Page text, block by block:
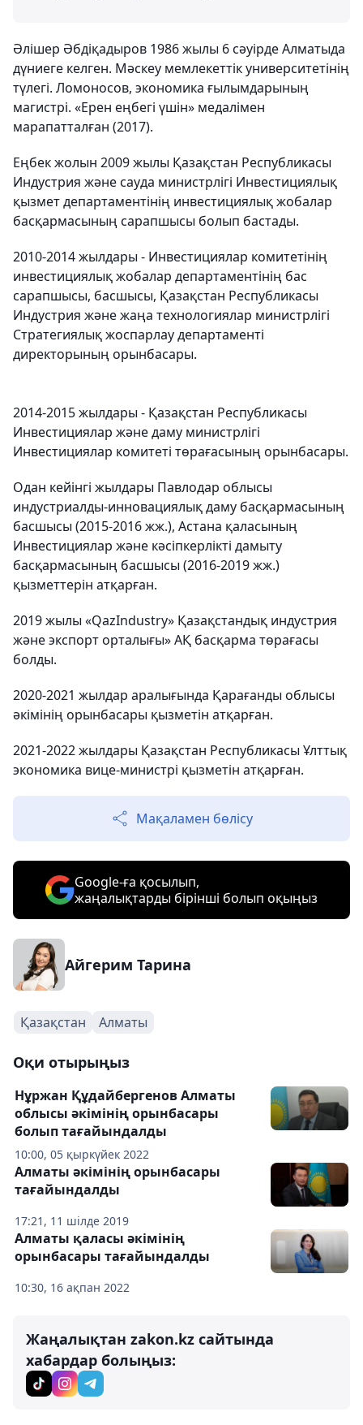
Әлішер Әбдіқадыров 1986 жылы 6 сәуірде Алматыда
дүниеге келген. Мәскеу мемлекеттік университетінің
түлегі. Ломоносов, экономика ғылымдарының
магистрі. «Ерен еңбегі үшін» медалімен
марапатталған (2017).
Еңбек жолын 2009 жылы Қазақстан Республикасы
Индустрия және сауда министрлігі Инвестициялық
қызмет департаментінің инвестициялық жобалар
басқармасының сарапшысы болып бастады.
2010-2014 жылдары - Инвестициялар комитетінің
инвестициялық жобалар департаментінің бас
сарапшысы, басшысы, Қазақстан Республикасы
Индустрия және жаңа технологиялар министрлігі
Стратегиялық жоспарлау департаменті
директорының орынбасары.
2014-2015 жылдары - Қазақстан Республикасы
Инвестициялар және даму министрлігі
Инвестициялар комитеті төрағасының орынбасары.
Одан кейінгі жылдары Павлодар облысы
индустриалды-инновациялық даму басқармасының
басшысы (2015-2016 жж.), Астана қаласының
Инвестициялар және кәсіпкерлікті дамыту
басқармасының басшысы (2016-2019 жж.)
қызметтерін атқарған.
2019 жылы «QazIndustry» Қазақстандық индустрия
және экспорт орталығы» АҚ басқарма төрағасы
болды.
2020-2021 жылдар аралығында Қарағанды ​​облысы
әкімінің орынбасары қызметін атқарған.
2021-2022 жылдары Қазақстан Республикасы Ұлттық
экономика вице-министрі қызметін атқарған.
Мақаламен бөлісу
Google-ға қосылып,
жаңалықтарды бірінші болып оқыңыз
Айгерим Тарина
Қазақстан Алматы
Оқи отырыңыз
10:00, 05 қыркүйек 2022
Нұржан Құдайбергенов Алматы
облысы әкімінің орынбасары
болып тағайындалды
17:21, 11 шілде 2019
Алматы әкімінің орынбасары
тағайындалды
10:30, 16 ақпан 2022
Алматы қаласы әкімінің
орынбасары тағайындалды
Жаңалықтан zakon.kz сайтында
хабардар болыңыз: